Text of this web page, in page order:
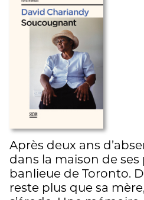
Après deux ans
dans la maison de ses
banlieue de Toronto.
reste plus que sa